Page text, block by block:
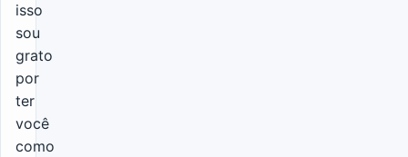
isso
sou
grato
por
ter
você
como